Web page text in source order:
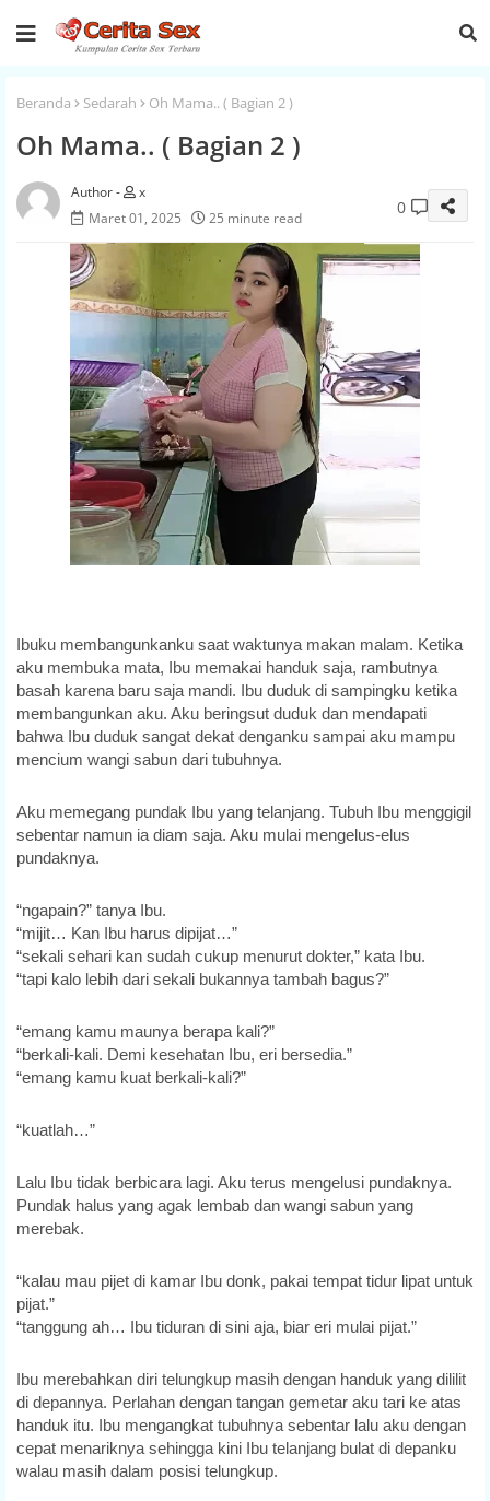
Beranda Sedarah Oh Mama.. ( Bagian 2 )
Oh Mama.. ( Bagian 2 )
x
Maret 01, 2025
25 minute read
0
Ibuku membangunkanku saat waktunya makan malam. Ketika
aku membuka mata, Ibu memakai handuk saja, rambutnya
basah karena baru saja mandi. Ibu duduk di sampingku ketika
membangunkan aku. Aku beringsut duduk dan mendapati
bahwa Ibu duduk sangat dekat denganku sampai aku mampu
mencium wangi sabun dari tubuhnya.
Aku memegang pundak Ibu yang telanjang. Tubuh Ibu menggigil
sebentar namun ia diam saja. Aku mulai mengelus-elus
pundaknya.
“ngapain?” tanya Ibu.
“mijit… Kan Ibu harus dipijat…”
“sekali sehari kan sudah cukup menurut dokter,” kata Ibu.
“tapi kalo lebih dari sekali bukannya tambah bagus?”
“emang kamu maunya berapa kali?”
“berkali-kali. Demi kesehatan Ibu, eri bersedia.”
“emang kamu kuat berkali-kali?”
“kuatlah…”
Lalu Ibu tidak berbicara lagi. Aku terus mengelusi pundaknya.
Pundak halus yang agak lembab dan wangi sabun yang
merebak.
“kalau mau pijet di kamar Ibu donk, pakai tempat tidur lipat untuk
pijat.”
“tanggung ah… Ibu tiduran di sini aja, biar eri mulai pijat.”
Ibu merebahkan diri telungkup masih dengan handuk yang dililit
di depannya. Perlahan dengan tangan gemetar aku tari ke atas
handuk itu. Ibu mengangkat tubuhnya sebentar lalu aku dengan
cepat menariknya sehingga kini Ibu telanjang bulat di depanku
walau masih dalam posisi telungkup.